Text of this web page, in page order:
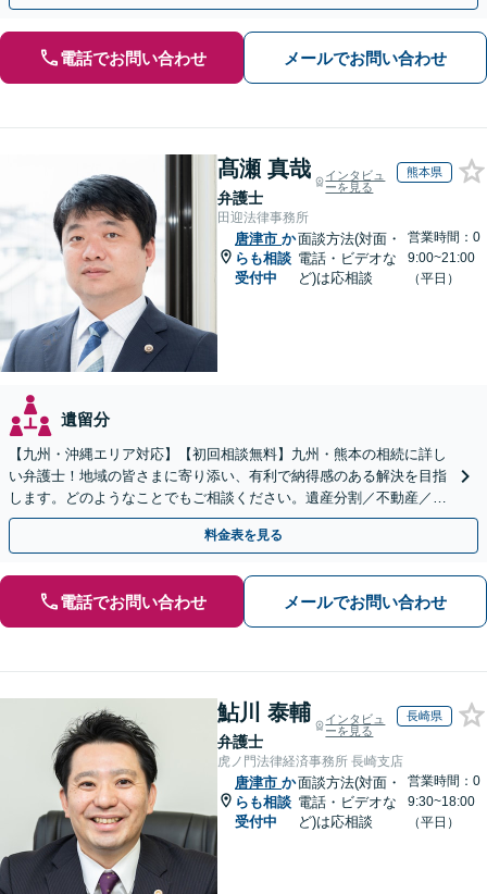
電話でお問い合わせ メールでお問い合わせ
髙瀬 真哉
弁護士
インタビュ
ーを見る
熊本県
田迎法律事務所
唐津市 か
らも相談
受付中
面談方法(対面・
電話・ビデオな
ど)は応相談
営業時間：0
9:00~21:00
（平日）
遺留分
【九州・沖縄エリア対応】【初回相談無料】九州・熊本の相続に詳し
い弁護士！地域の皆さまに寄り添い、有利で納得感のある解決を目指
します。どのようなことでもご相談ください。遺産分割／不動産／遺
言書／使い込み／寄与分／遺留分／相続放棄【完全個室】
料金表を見る
電話でお問い合わせ メールでお問い合わせ
鮎川 泰輔
弁護士
インタビュ
ーを見る
長崎県
虎ノ門法律経済事務所 長崎支店
唐津市 か
らも相談
受付中
面談方法(対面・
電話・ビデオな
ど)は応相談
営業時間：0
9:30~18:00
（平日）